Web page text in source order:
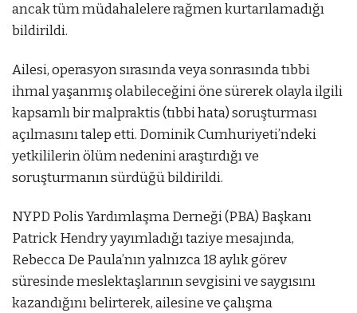
ancak tüm müdahalelere rağmen kurtarılamadığı
bildirildi.
Ailesi, operasyon sırasında veya sonrasında tıbbi
ihmal yaşanmış olabileceğini öne sürerek olayla ilgili
kapsamlı bir malpraktis (tıbbi hata) soruşturması
açılmasını talep etti. Dominik Cumhuriyeti’ndeki
yetkililerin ölüm nedenini araştırdığı ve
soruşturmanın sürdüğü bildirildi.
NYPD Polis Yardımlaşma Derneği (PBA) Başkanı
Patrick Hendry yayımladığı taziye mesajında,
Rebecca De Paula’nın yalnızca 18 aylık görev
süresinde meslektaşlarının sevgisini ve saygısını
kazandığını belirterek, ailesine ve çalışma